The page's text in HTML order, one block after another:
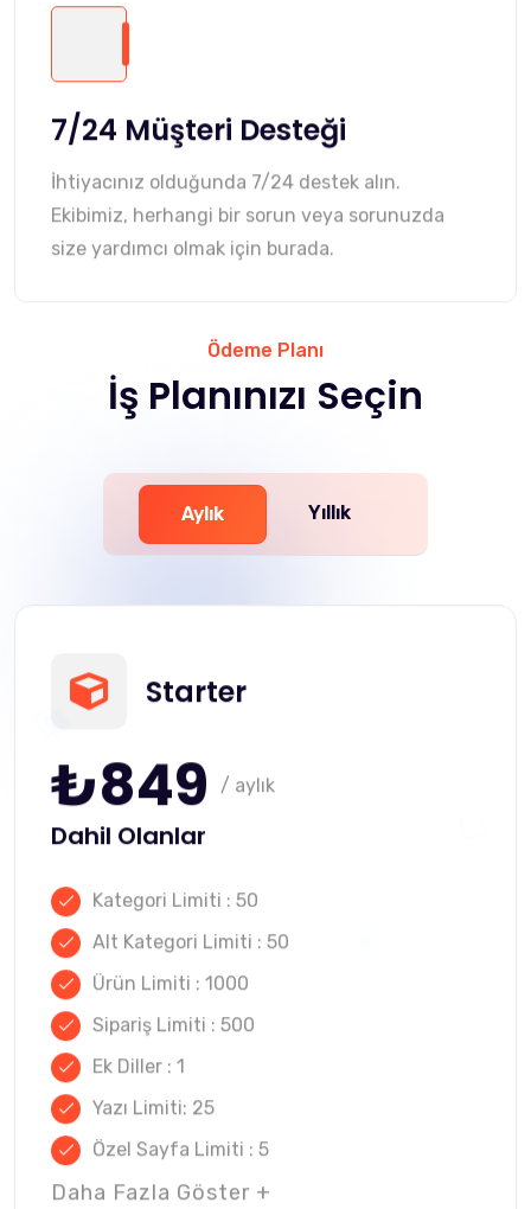
7/24 Müşteri Desteği
İhtiyacınız olduğunda 7/24 destek alın.
Ekibimiz, herhangi bir sorun veya sorunuzda
size yardımcı olmak için burada.
Ödeme Planı
İş Planınızı Seçin
Aylık Yıllık
Starter
₺849 / aylık
Dahil Olanlar
Kategori Limiti : 50
Alt Kategori Limiti : 50
Ürün Limiti : 1000
Sipariş Limiti : 500
Ek Diller : 1
Yazı Limiti: 25
Özel Sayfa Limiti : 5
Daha Fazla Göster +